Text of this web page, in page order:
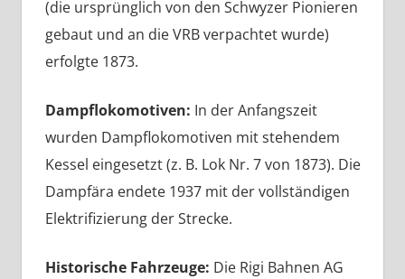
(die ursprünglich von den Schwyzer Pionieren
gebaut und an die VRB verpachtet wurde)
erfolgte 1873.
Dampflokomotiven: In der Anfangszeit
wurden Dampflokomotiven mit stehendem
Kessel eingesetzt (z. B. Lok Nr. 7 von 1873). Die
Dampfära endete 1937 mit der vollständigen
Elektrifizierung der Strecke.
Historische Fahrzeuge: Die Rigi Bahnen AG